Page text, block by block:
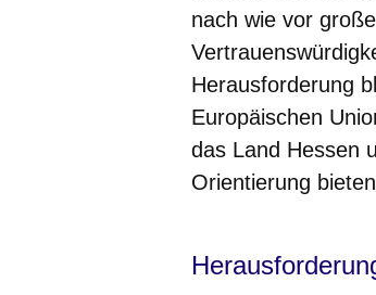
nach wie vor
Herausforderung
Europäischen
das Land Hessen
Orientierung